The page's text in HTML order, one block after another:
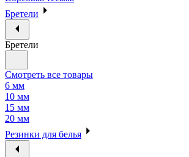
Бретели
Бретели
Смотреть все товары
6 мм
10 мм
15 мм
20 мм
Резинки для белья